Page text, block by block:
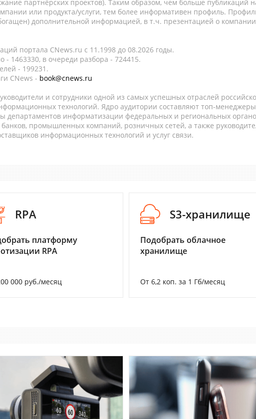
партнёрских проектов). Таким образом, чем больше публикаций
или продукта/услуги, тем более информативен профиль.
дополнительной информацией, в т.ч. презентацией о
портала CNews.ru c 11.1998 до 08.2026 годы.
1463330, в очереди разбора - 724415.
- 199231.
CNews - book@cnews.ru
и сотрудники одной из самых успешных отраслей
технологий. Ядро аудитории составляют топ-
департаментов информатизации федеральных и региональных
банков, промышленных компаний, розничных сетей, а также
информационных технологий и услуг связи.
RPA
платформу
RPA
000 руб./месяц
S3-хранилище
Подобрать облачное
хранилище
От 6,2 коп. за 1 Гб/месяц